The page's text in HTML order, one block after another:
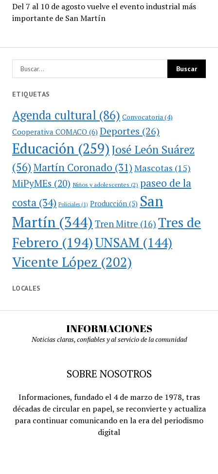
Del 7 al 10 de agosto vuelve el evento industrial más
importante de San Martín
ETIQUETAS
Agenda cultural (86) Convocatoria (4)
Cooperativa COMACO(6) Deportes (26)
Educación(259)José León Suárez
(56)Martín Coronado (31) Mascotas (15)
MiPyMEs (20) Niños y adolescentes (2) paseo de la
costa(34) Policiales(1) Producción(5) San
Martín(344) Tren Mitre (16) Tres de
Febrero (194)UNSAM (144)
Vicente López (202)
LOCALES
INFORMACIONES
Noticias claras, confiables y al servicio de la comunidad
SOBRE NOSOTROS
Informaciones, fundado el 4 de marzo de 1978, tras
décadas de circular en papel, se reconvierte y actualiza
para continuar comunicando en la era del periodismo
digital